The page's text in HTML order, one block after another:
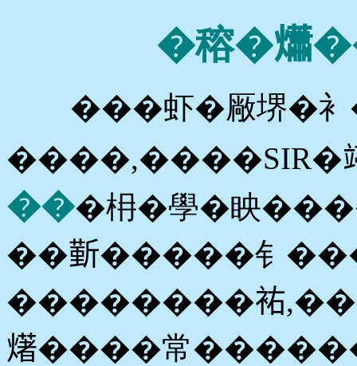
�穃
���虾�厰堺�衤
���枏�學�眏
��𣂼�����钅
𤏸����常